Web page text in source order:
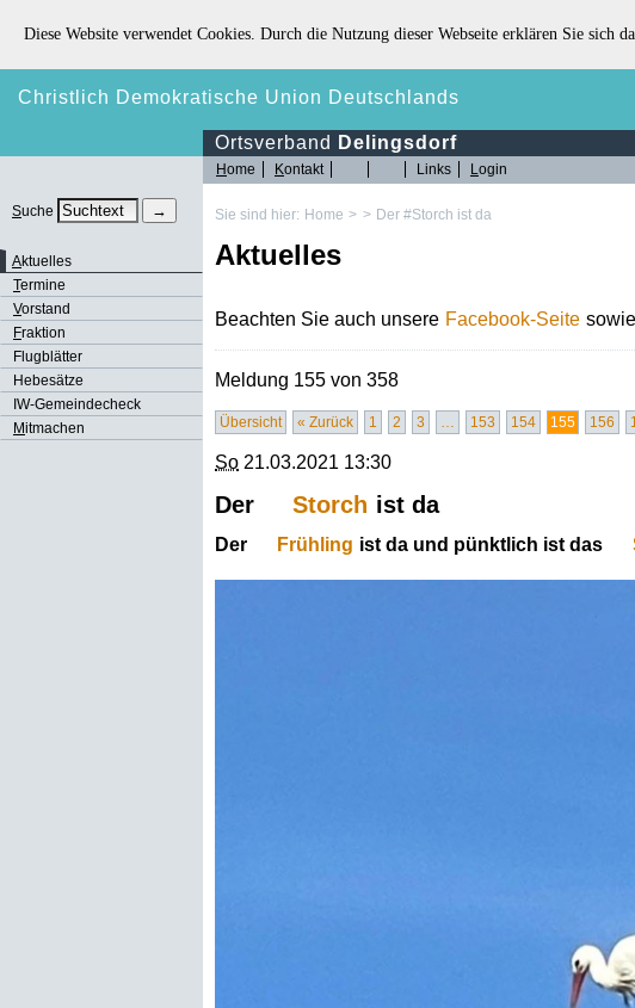
Diese Website verwendet Cookies. Durch die Nutzung dieser Webseite erklären Sie sich
Christlich Demokratische Union Deutschlands
Ortsverband Delingsdorf
Suche
Aktuelles
Termine
Vorstand
Fraktion
Flugblätter
Hebesätze
IW-Gemeindecheck
Mitmachen
Home Kontakt Links Login
Sie sind hier: Home > > Der #Storch ist da
Aktuelles
Beachten Sie auch unsere Facebook-Seite
Meldung 155 von 358
Übersicht « Zurück 1 2 3 … 153 154 155 156
So 21.03.2021 13:30
Der Storch ist da
Der Frühling ist da und pünktlich ist das